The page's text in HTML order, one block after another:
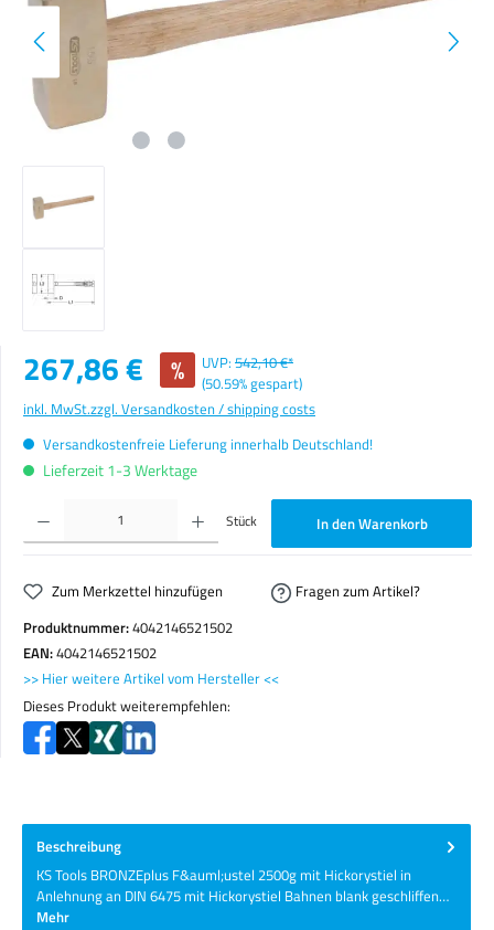
Verkaufspreis:
267,86 € % UVP: 542,10 €*
(50.59% gespart)
inkl. MwSt.zzgl. Versandkosten / shipping costs
Versandkostenfreie Lieferung innerhalb Deutschland!
Lieferzeit 1-3 Werktage
Produkt Anzahl: Gib den gewünschten Wert ein oder benutze die Schaltflächen um die Anzahl zu
Stück In den Warenkorb
Zum Merkzettel hinzufügen
Fragen zum Artikel?
Produktnummer:4042146521502
EAN:4042146521502
>> Hier weitere Artikel vom Hersteller <<
Dieses Produkt weiterempfehlen:
Beschreibung
KS Tools BRONZEplus F&auml;ustel 2500g mit Hickorystiel in
Anlehnung an DIN 6475 mit Hickorystiel Bahnen blank geschliffen…
Mehr